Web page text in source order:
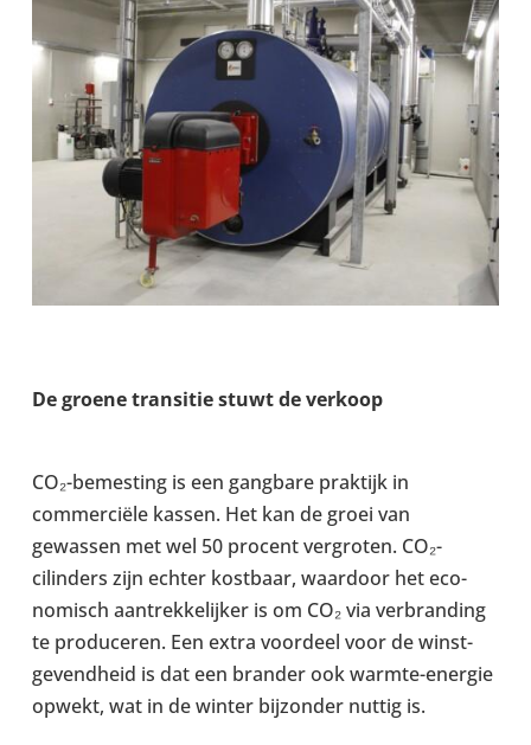
De groene trans­itie stuwt de verkoop
CO₂-​bemesting is een gang­bare prak­tijk in
commerciële kassen. Het kan de groei van
gewassen met wel 50 procent ver­gro­ten. CO₂-​
cilinders zijn echter kost­baar, waar­door het eco­
nomisch aan­trekkelijker is om CO₂ via ver­brand­ing
te pro­du­ceren. Een extra voordeel voor de win­st­
gevend­heid is dat een brander ook warmte-​energie
opwekt, wat in de winter bijzon­der nuttig is.